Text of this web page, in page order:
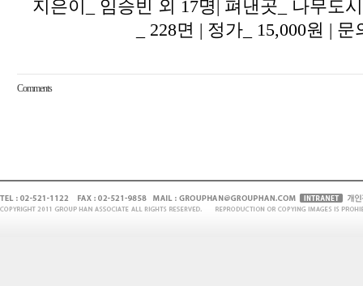
지은이 임승빈 외 17명| 펴낸곳
나무도시
_ 228면 | 정가 _ 15,000원 | 문
Comments